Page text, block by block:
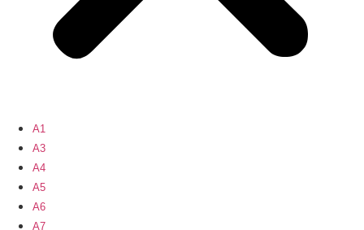
A1
A3
A4
A5
A6
A7